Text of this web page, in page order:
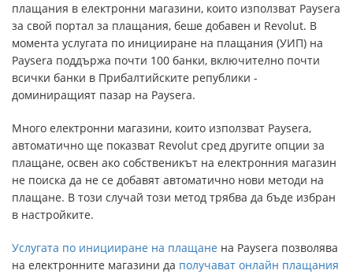
плащания в електронни магазини, които използват Paysera
за свой портал за плащания, беше добавен и Revolut. В
момента услугата по иницииране на плащания (УИП) на
Paysera поддържа почти 100 банки, включително почти
всички банки в Прибалтийските републики -
доминиращият пазар на Paysera.
Много електронни магазини, които използват Paysera,
автоматично ще показват Revolut сред другите опции за
плащане, освен ако собственикът на електронния магазин
не поиска да не се добавят автоматично нови методи на
плащане. В този случай този метод трябва да бъде избран
в настройките.
Услугата по иницииране на плащане на Paysera позволява
на електронните магазини да получават онлайн плащания